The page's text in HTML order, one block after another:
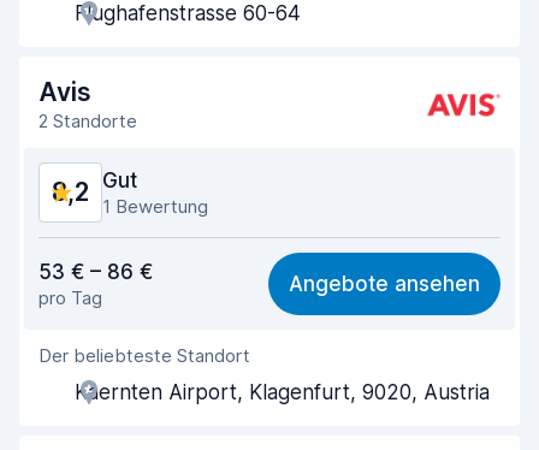
Schnelle Abholung
Schnelle Abgabe
Zustand des Fahrzeugs
Flughafenstrasse 60-64
Avis
2 Standorte
8,2 Gut
1 Bewertung
7,8
Einfach zu finden 8,2
Agenten-Hilfsbereitschaft
Schnelle Abholung
53 € – 86 €
pro Tag
Angebote ansehen
Der beliebteste Standort
Kaernten Airport, Klagenfurt, 9020, Austria